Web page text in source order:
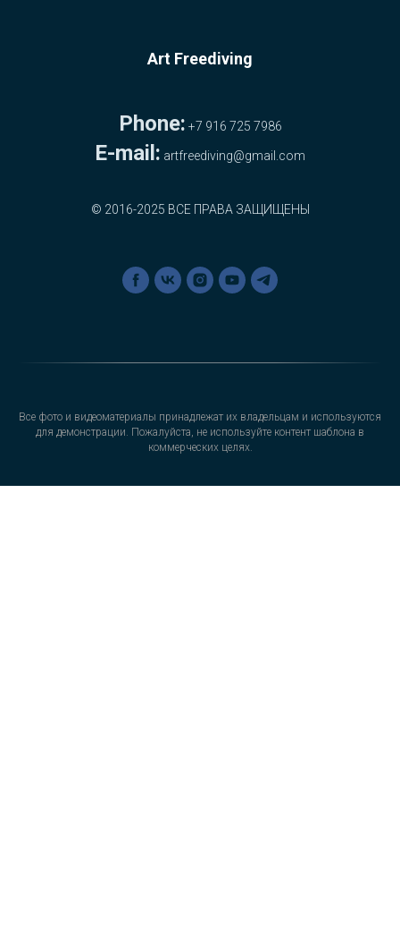
Art Freediving
Phone: +7 916 725 7986
E-mail: artfreediving@gmail.com
© 2016-2025 ВСЕ ПРАВА ЗАЩИЩЕНЫ
Все фото и видеоматериалы принадлежат их владельцам и используются
для демонстрации. Пожалуйста, не используйте контент шаблона в
коммерческих целях.